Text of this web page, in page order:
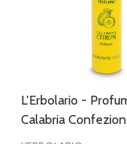
L'Erbolario -
Calabria